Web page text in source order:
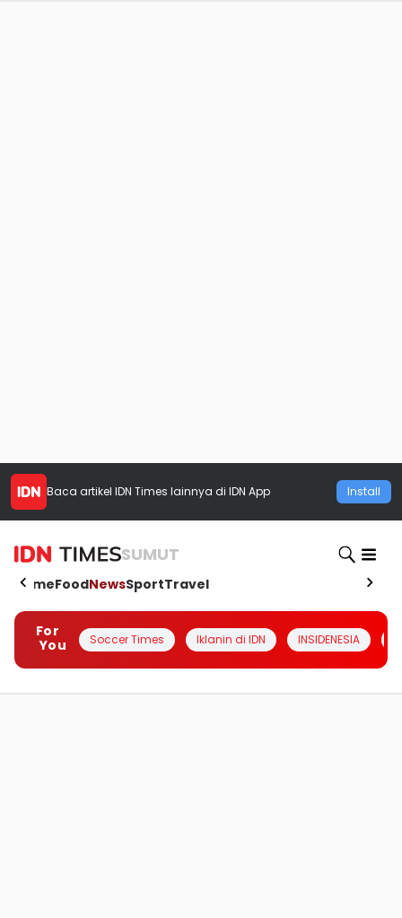
Baca artikel IDN Times lainnya di IDN App Install
SUMUT
HomeFoodNewsSportTravel
For
You
Soccer Times Iklanin di IDN INSIDENESIA